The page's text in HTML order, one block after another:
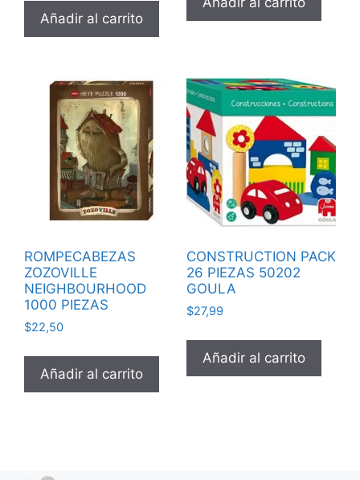
Añadir al carrito
ROMPECABEZAS
ZOZOVILLE
NEIGHBOURHOOD
1000 PIEZAS
$22,50
Añadir al carrito
CONSTRUCTION PACK
26 PIEZAS 50202
GOULA
$27,99
Añadir al carrito